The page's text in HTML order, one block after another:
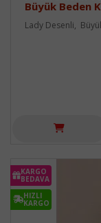
Büyük Beden
Lady Desenli,
KARGO
BEDAVA
HIZLI
KARGO